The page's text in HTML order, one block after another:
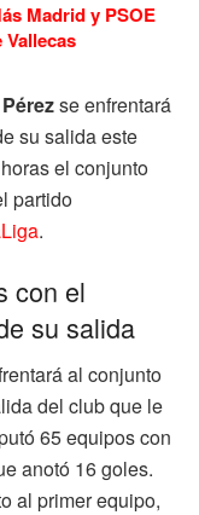
Madrid y PSOE
se enfrentará
su salida este
el conjunto
partido
.
con el
su salida
al conjunto
del club que le
65 equipos con
anotó 16 goles.
al primer equipo,